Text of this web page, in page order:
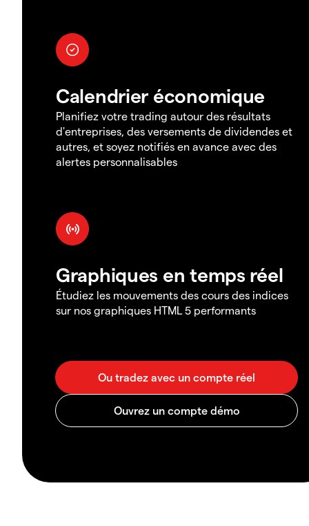
Calendrier économique
Planifiez votre trading autour des résultats
d'entreprises, des versements de dividendes et
autres, et soyez notifiés en avance avec des
alertes personnalisables
Graphiques en temps réel
Étudiez les mouvements des cours des indices
sur nos graphiques HTML 5 performants